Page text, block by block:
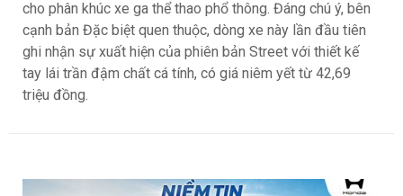
cho phân khúc xe ga thể thao phổ thông. Đáng chú ý, bên
cạnh bản Đặc biệt quen thuộc, dòng xe này lần đầu tiên
ghi nhận sự xuất hiện của phiên bản Street với thiết kế
tay lái trần đậm chất cá tính, có giá niêm yết từ 42,69
triệu đồng.